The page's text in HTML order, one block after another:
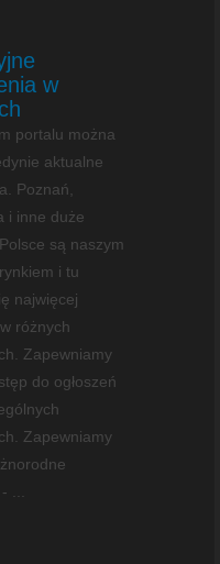
w
portalu można
aktualne
Poznań,
i inne duże
są naszym
i tu
najwięcej
różnych
Zapewniamy
do ogłoszeń
Zapewniamy
...